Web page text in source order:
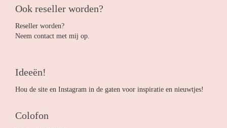
Ook reseller worden?
Reseller worden?
Neem contact met mij op.
Ideeën!
Hou de site en Instagram in de gaten voor inspiratie en nieuwtjes!
Colofon